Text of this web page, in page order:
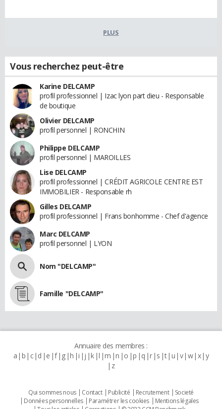
PLUS
Vous recherchez peut-être
Karine DELCAMP
profil professionnel | Izac lyon part dieu - Responsable
de boutique
Olivier DELCAMP
profil personnel | RONCHIN
Philippe DELCAMP
profil personnel | MAROILLES
Lise DELCAMP
profil professionnel | CRÉDIT AGRICOLE CENTRE EST
IMMOBILIER - Responsable rh
Gilles DELCAMP
profil professionnel | Frans bonhomme - Chef d'agence
Marc DELCAMP
profil personnel | LYON
Nom "DELCAMP"
Famille "DELCAMP"
Annuaire des membres :
a b c d e f g h i j k l m n o p q r s t u v w x y
z
Qui sommes nous Contact Publicité Recrutement
Societé
Données personnelles
Paramétrer les cookies
Mentions légales